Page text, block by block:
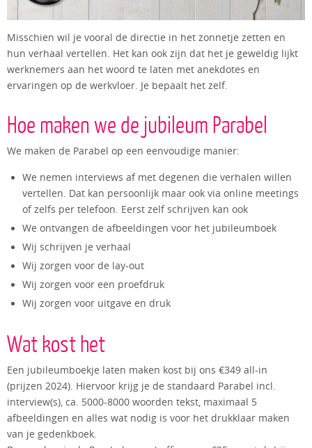
Misschien wil je vooral de directie in het zonnetje zetten en
hun verhaal vertellen. Het kan ook zijn dat het je geweldig lijkt
werknemers aan het woord te laten met anekdotes en
ervaringen op de werkvloer. Je bepaalt het zelf.
Hoe maken we de jubileum Parabel
We maken de Parabel op een eenvoudige manier:
We nemen interviews af met degenen die verhalen willen
vertellen. Dat kan persoonlijk maar ook via online meetings
of zelfs per telefoon. Eerst zelf schrijven kan ook
We ontvangen de afbeeldingen voor het jubileumboek
Wij schrijven je verhaal
Wij zorgen voor de lay-out
Wij zorgen voor een proefdruk
Wij zorgen voor uitgave en druk
Wat kost het
Een jubileumboekje laten maken kost bij ons €349 all-in
(prijzen 2024). Hiervoor krijg je de standaard Parabel incl.
interview(s), ca. 5000-8000 woorden tekst, maximaal 5
afbeeldingen en alles wat nodig is voor het drukklaar maken
van je gedenkboek.